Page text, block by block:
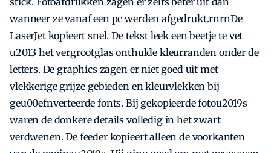
wanneer ze vanaf een pc werden afgedrukt.rnrnDe
LaserJet kopieert snel. De tekst leek een beetje te vet
u2013 het vergrootglas onthulde kleurranden onder de
letters. De graphics zagen er niet goed uit met
vlekkerige grijze gebieden en kleurvlekken bij
geu00efnverteerde fonts. Bij gekopieerde fotou2019s
waren de donkere details volledig in het zwart
verdwenen. De feeder kopieert alleen de voorkanten